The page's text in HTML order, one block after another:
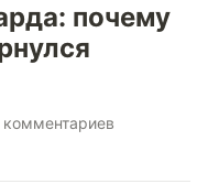
почему
комментариев